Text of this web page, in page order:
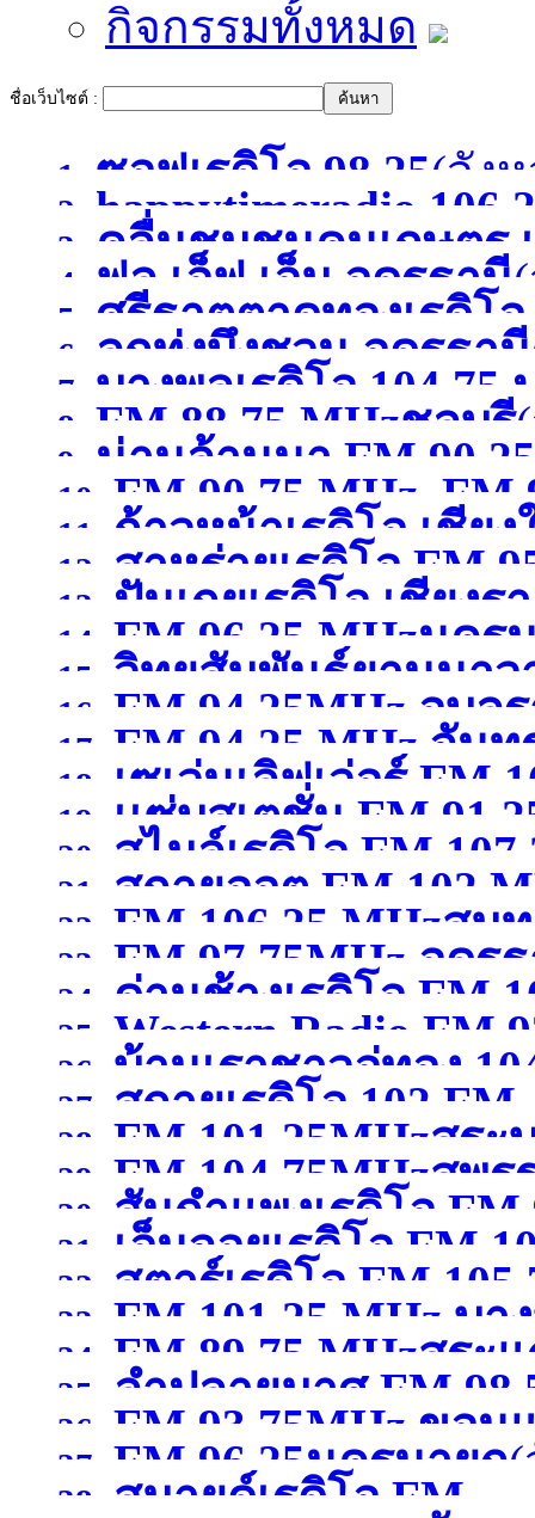
กิจกรรมทั้งหมด
ชื่อเว็บไซต์ :
1. ซอฟเรดิโอ 98.25(จัง
2.
happytimeradio
)
3. คลื่นชุมชนคนเกษตร
4. ฟูล เอ็ฟ เอ็ม อุดรธานี
5.
ศรีธาตุตาดทองเรดิโ
อุดรธานี(จังหวัดอุดรธา
6. ลูกทุ่งบึงชวน อุดรธานี
7. บางพูลเรดิโอ 104.75
8. FM 88.75 MHzชลบุรี
9. น่านล้านนา FM
10. FM 90.75 MHz, FM
11. ก้าวหน้าเรดิโอ เชียง
12. สาหร่ายเรดิโอ FM
13. ปันเกยเรดิโอ เชียงร
14. FM 96.25 MHzนคร
15.
วิทยุสัมพันธ์ยานนาว
MHzกรุงเทพมหานคร(
16. FM 94.25MHz อุบล
17. FM 94.25 MHz จันท
18.
เซเว่นเลิฟเว่อร์ FM
สุพรรณบุรี )
19. เเซ่บสเตชั่น
20. สไมล์เรดิโอ FM
21. สกายออต FM 102
22. FM 106.25 MHzสมุ
)
23. FM 97.75MHz อุดร
24.
ด่านช้างเรดิโอ FM
สุพรรณบุรี )
25.
Western Radio
)
26.
บ้านเราชาวอู่ทอง
สุพรรณบุรี )
27. สกายเรดิโอ 102 FM
28. FM 101.25MHzสระ
29. FM 104.75MHzสุพ
30.
สันกำแพงเรดิโอ FM
เชียงใหม่ )
31.
เอ็นจอยเรดิโอ FM
ขอนแก่น )
32.
สตาร์เรดิโอ FM
เชียงราย )
33. FM 101.25 MHz บา
สมุทรปราการ )
34. FM 89.75 MHzสระ
35. ลำปลายมาศ FM
36. FM 93.75MHz ขอน
37. FM 96.25นครนายก
38. สมายด์เรดิโอ FM